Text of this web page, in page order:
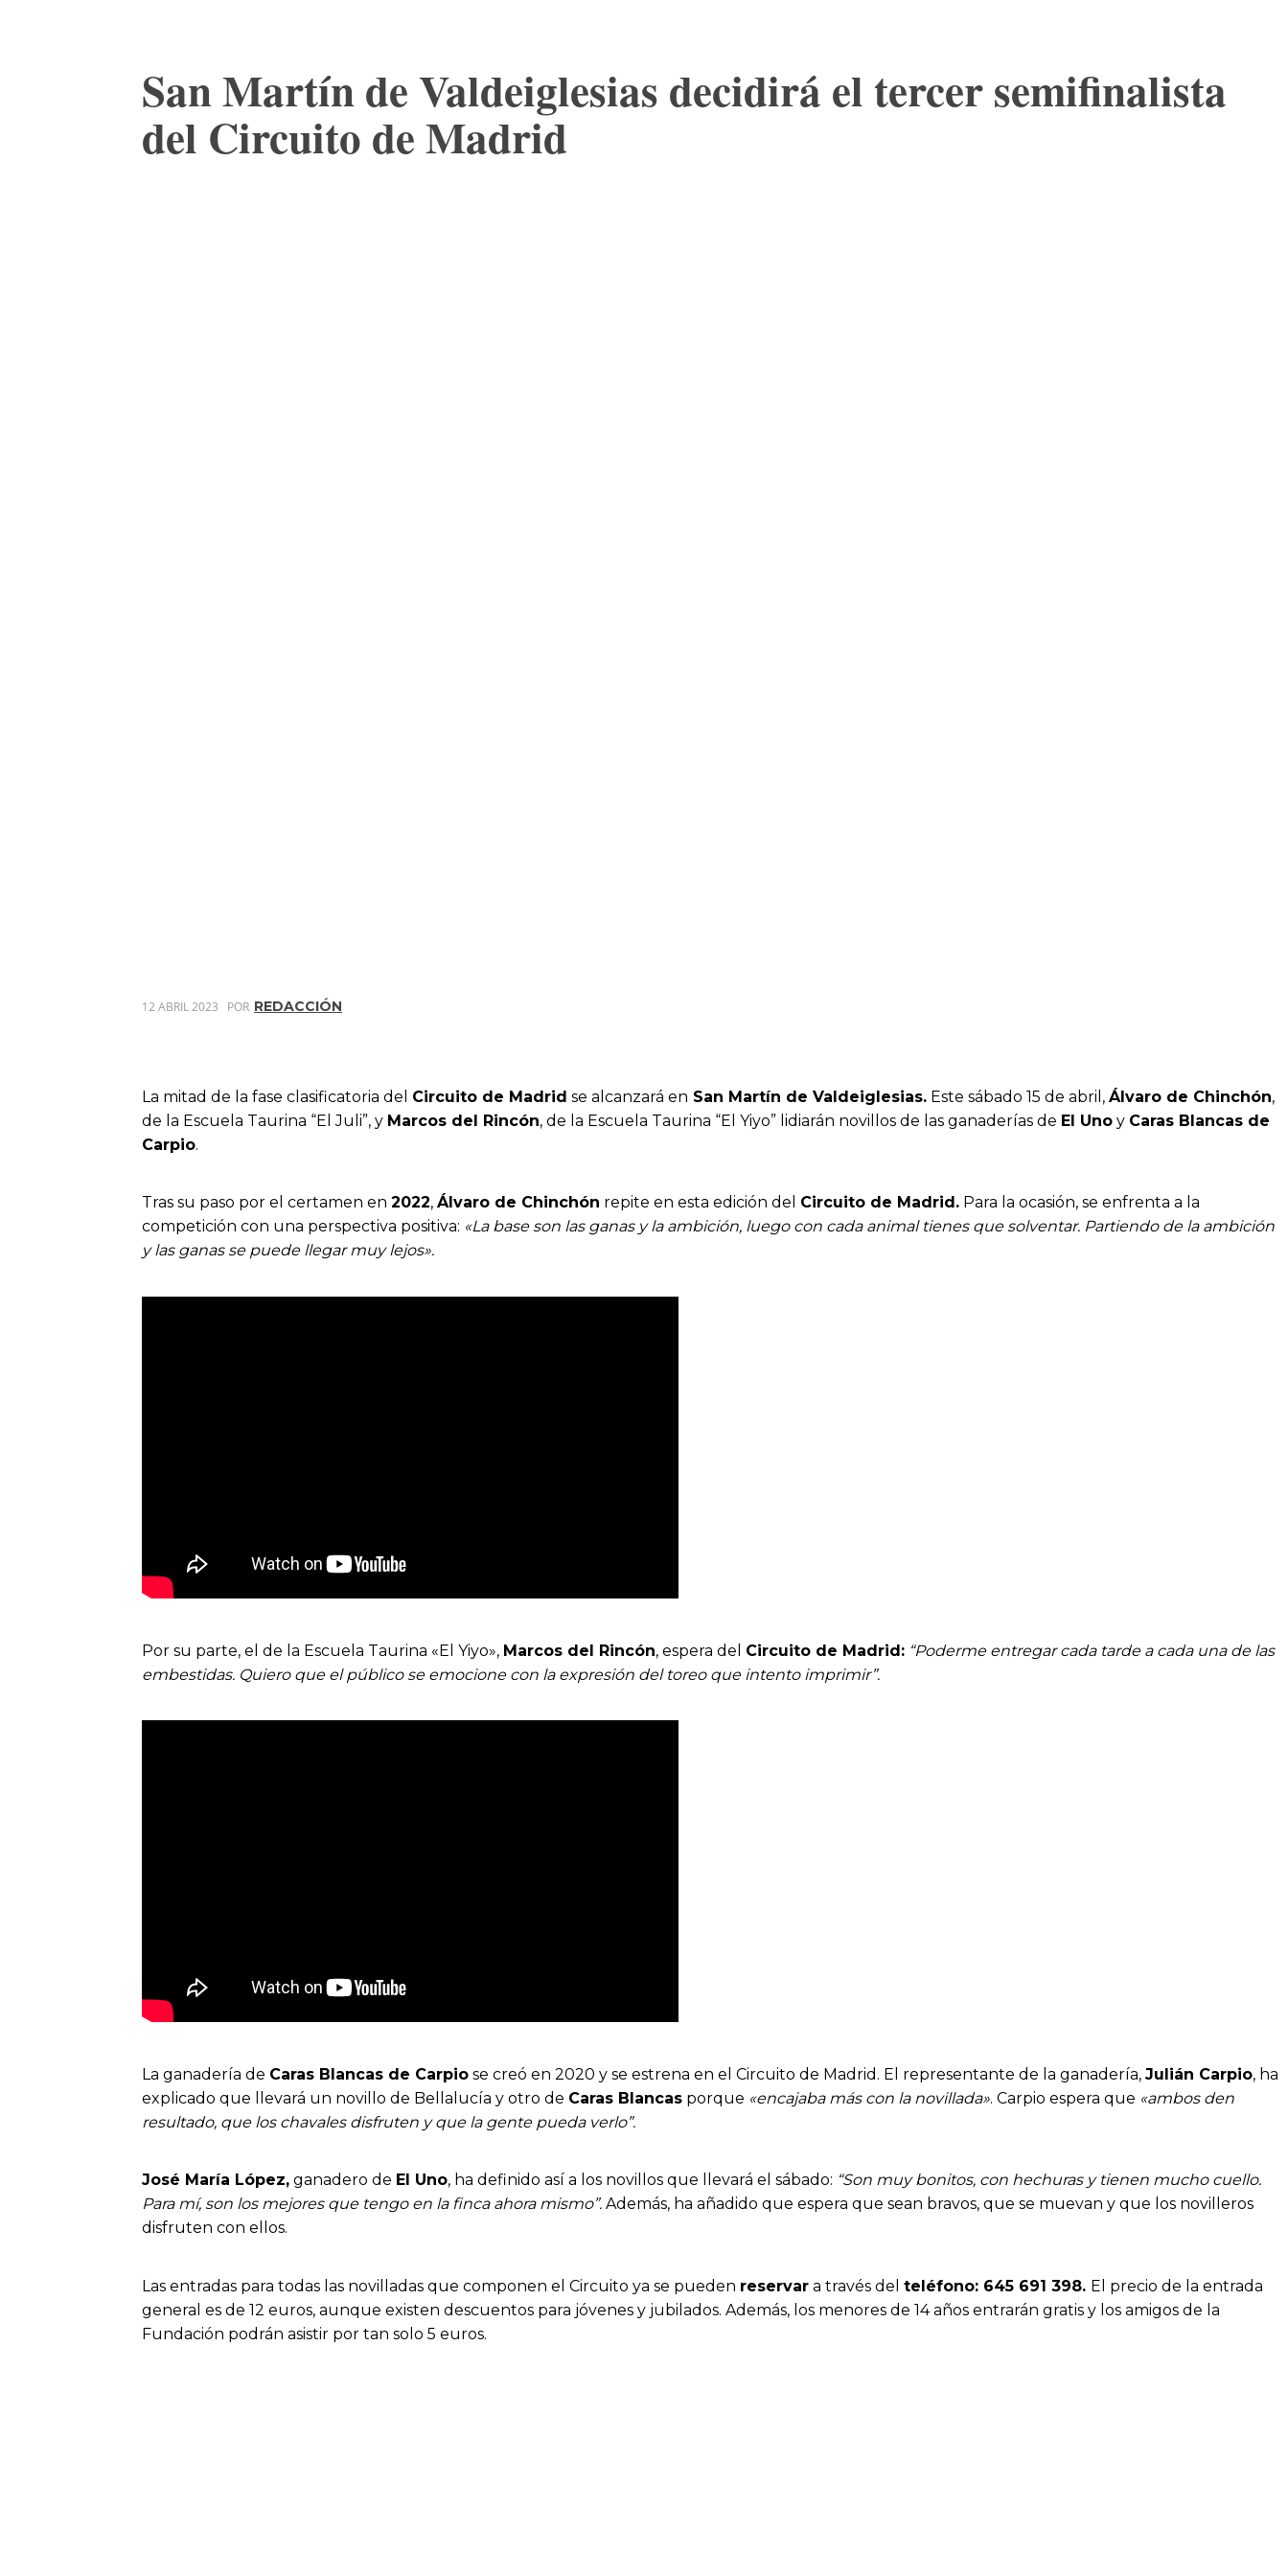
San Martín de Valdeiglesias decidirá el tercer semifinalista
del Circuito de Madrid
12 ABRIL 2023 POR REDACCIÓN
La mitad de la fase clasificatoria del Circuito de Madrid se alcanzará en San Martín de Valdeiglesias. Este sábado 15 de abril, Álvaro de Chinchón,
de la Escuela Taurina “El Juli”, y Marcos del Rincón, de la Escuela Taurina “El Yiyo” lidiarán novillos de las ganaderías de El Uno y Caras Blancas de
Carpio.
Tras su paso por el certamen en 2022, Álvaro de Chinchón repite en esta edición del Circuito de Madrid. Para la ocasión, se enfrenta a la
competición con una perspectiva positiva: «La base son las ganas y la ambición, luego con cada animal tienes que solventar. Partiendo de la ambición
y las ganas se puede llegar muy lejos».
Por su parte, el de la Escuela Taurina «El Yiyo», Marcos del Rincón, espera del Circuito de Madrid: “Poderme entregar cada tarde a cada una de las
embestidas. Quiero que el público se emocione con la expresión del toreo que intento imprimir”.
La ganadería de Caras Blancas de Carpio se creó en 2020 y se estrena en el Circuito de Madrid. El representante de la ganadería, Julián Carpio, ha
explicado que llevará un novillo de Bellalucía y otro de Caras Blancas porque «encajaba más con la novillada». Carpio espera que «ambos den
resultado, que los chavales disfruten y que la gente pueda verlo”.
José María López, ganadero de El Uno, ha definido así a los novillos que llevará el sábado: “Son muy bonitos, con hechuras y tienen mucho cuello.
Para mí, son los mejores que tengo en la finca ahora mismo”. Además, ha añadido que espera que sean bravos, que se muevan y que los novilleros
disfruten con ellos.
Las entradas para todas las novilladas que componen el Circuito ya se pueden reservar a través del teléfono: 645 691 398. El precio de la entrada
general es de 12 euros, aunque existen descuentos para jóvenes y jubilados. Además, los menores de 14 años entrarán gratis y los amigos de la
Fundación podrán asistir por tan solo 5 euros.